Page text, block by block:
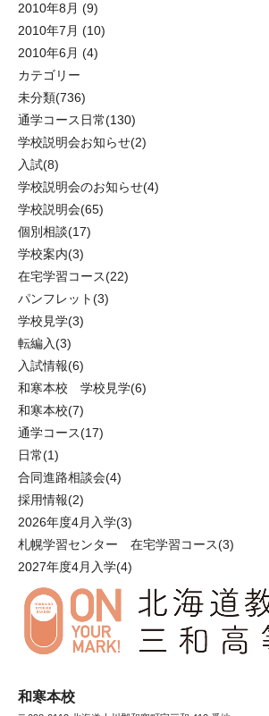
2010年8月 (9)
2010年7月 (10)
2010年6月 (4)
カテゴリー
未分類(736)
通学コース日常(130)
学校説明会お知らせ(2)
入試(8)
学校説明会のお知らせ(4)
学校説明会(65)
個別相談(17)
学校案内(3)
在宅学習コース(22)
パンフレット(3)
学校見学(3)
転編入(3)
入試情報(6)
和寒本校 学校見学(6)
和寒本校(7)
通学コース(17)
日常(1)
合同進路相談会(4)
採用情報(2)
2026年度4月入学(3)
札幌学習センター 在宅学習コース(3)
2027年度4月入学(4)
和寒本校